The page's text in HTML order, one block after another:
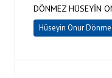
DÖNMEZ HÜSEYİN
Hüseyin Onur